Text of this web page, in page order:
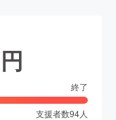
円
終了
支援者数94人